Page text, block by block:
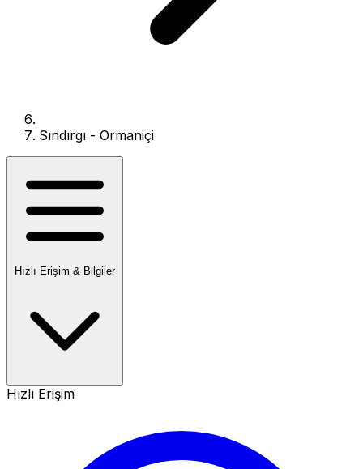
Sındırgı - Ormaniçi
Hızlı Erişim & Bilgiler
Hızlı Erişim